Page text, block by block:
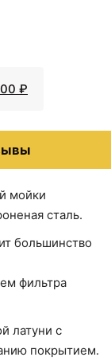
₽
мойки
сталь.
большинство
фильтра
латуни с
покрытием.